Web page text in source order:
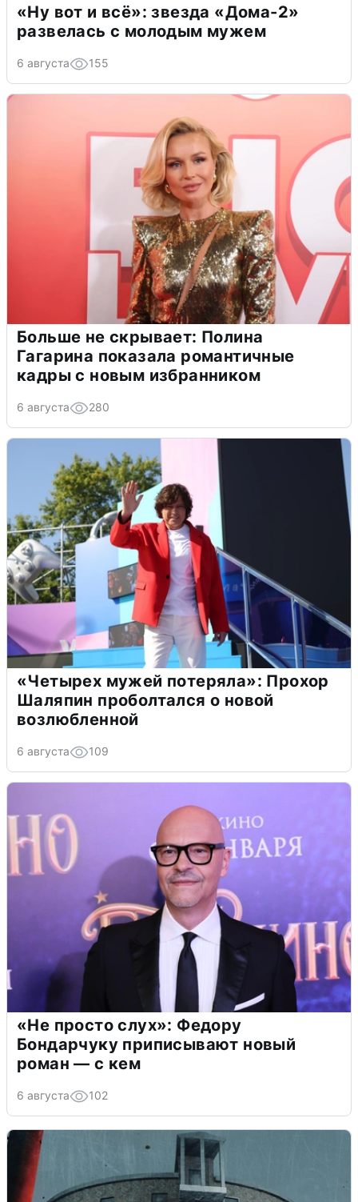
«Ну вот и всё»: звезда «Дома-2»
развелась с молодым мужем
6 августа 155
Больше не скрывает: Полина
Гагарина показала романтичные
кадры с новым избранником
6 августа 280
«Четырех мужей потеряла»: Прохор
Шаляпин проболтался о новой
возлюбленной
6 августа 109
«Не просто слух»: Федору
Бондарчуку приписывают новый
роман — с кем
6 августа 102